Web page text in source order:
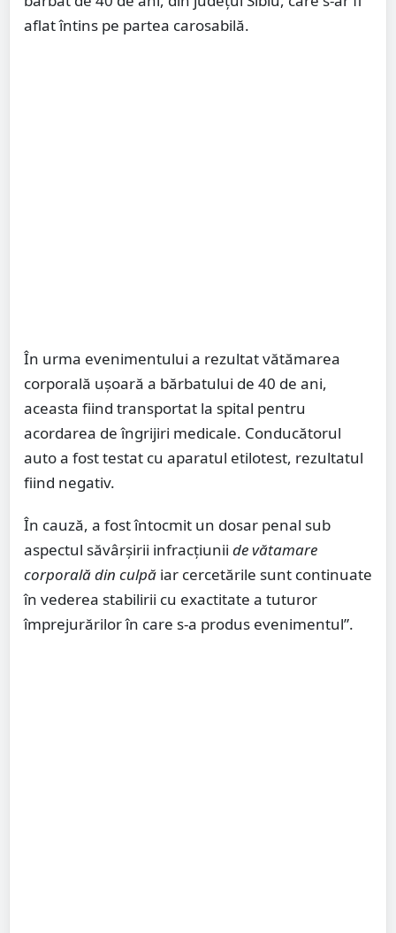
aflat întins pe partea carosabilă.
În urma evenimentului a rezultat vătămarea
corporală ușoară a bărbatului de 40 de ani,
aceasta fiind transportat la spital pentru
acordarea de îngrijiri medicale. Conducătorul
auto a fost testat cu aparatul etilotest, rezultatul
fiind negativ.
În cauză, a fost întocmit un dosar penal sub
aspectul săvârșirii infracțiunii de vătamare
corporală din culpă iar cercetările sunt continuate
în vederea stabilirii cu exactitate a tuturor
împrejurărilor în care s-a produs evenimentul”.